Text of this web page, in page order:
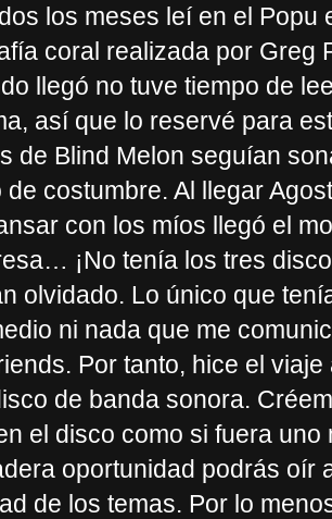
los meses leí en el Popu
coral realizada por Greg
llegó no tuve tiempo de
así que lo reservé para
de Blind Melon seguían
de costumbre. Al llegar
con los míos llegó el
¡No tenía los tres
olvidado. Lo único que
ni nada que me
Por tanto, hice el
de banda sonora.
el disco como si fuera
oportunidad podrás oír
de los temas. Por lo